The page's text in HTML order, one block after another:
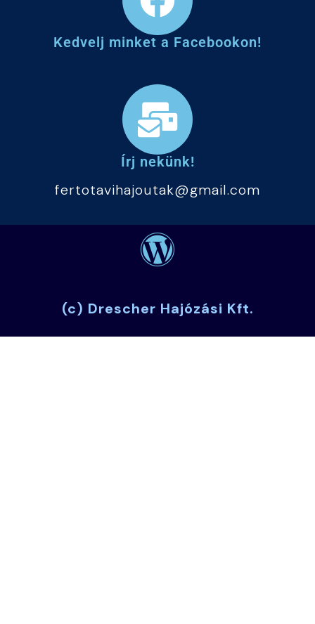
Kedvelj minket a Facebookon!
Írj nekünk!
fertotavihajoutak@gmail.com
(c) Drescher Hajózási Kft.